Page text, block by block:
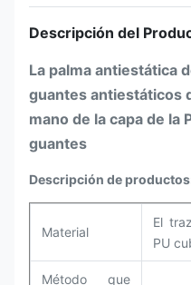
Descripción del
La palma antiestática
guantes antiestáticos
mano de la capa de la
guantes
Descripción de
Material
El
PU
Método que